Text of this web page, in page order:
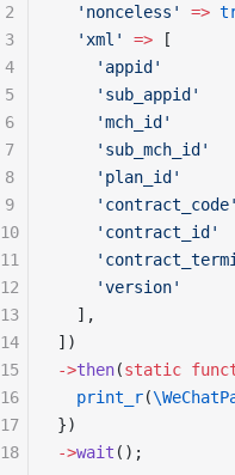
  'nonceless'
=>
  'xml'
=> [
    'appid'
    'sub_appid'
    'mch_id'
    'sub_mch_id'
    'plan_id'
    'contract_code'
    'contract_id'
    'version'
  ],
])
->then(static
  print_r
(
})
->wait ();
2
3
4
5
6
7
8
9
10
11
12
13
14
15
16
17
18